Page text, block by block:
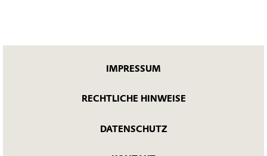
IMPRESSUM
RECHTLICHE HINWEISE
DATENSCHUTZ